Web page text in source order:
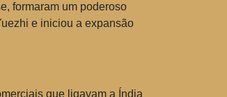
formaram um poderoso
e iniciou a expansão
que ligavam a Índia